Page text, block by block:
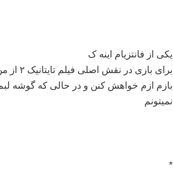
یکی از فانتزیام اینه ک
برای بازی در نقش اصلی فیلم تایتانیک ۲ از من دعوت بشه من قبول نکنم
بازم ازم خواهش کنن و در حالی که گوشه
نمیتونم
*